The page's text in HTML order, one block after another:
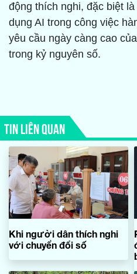
động thích nghi, đặc biệt
dụng AI trong công việc
yêu cầu ngày càng cao
trong kỷ nguyên số.
TIN LIÊN QUAN
Khi người dân thích nghi
với chuyển đổi số